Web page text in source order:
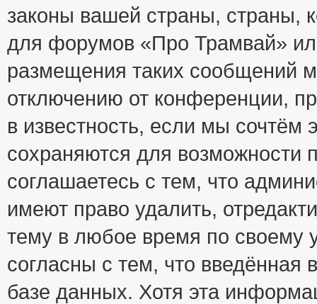
законы вашей страны, страны,
для форумов «Про Трамвай»
размещения таких сообщений
отключению от конференции,
в известность, если мы
сохраняются для возможности
соглашаетесь с тем, что
имеют право удалить,
тему в любое время по своему
согласны с тем, что
базе данных. Хотя эта